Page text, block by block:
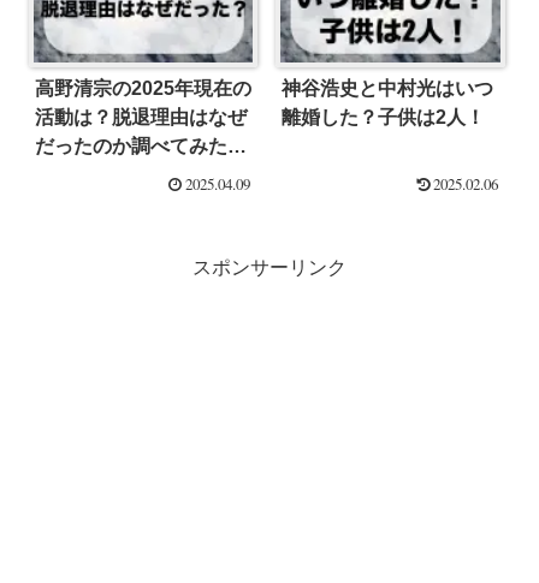
高野清宗の2025年現在の
活動は？脱退理由はなぜ
だったのか調べてみた！
2025.04.09
神谷浩史と中村光はいつ
離婚した？子供は2人！
2025.02.06
スポンサーリンク